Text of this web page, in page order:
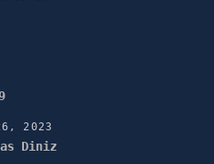
2023
Diniz